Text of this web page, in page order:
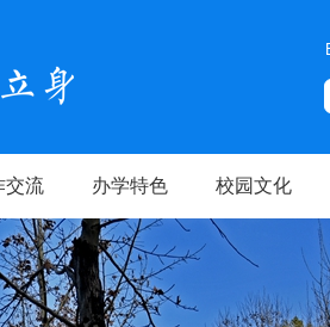
交流 办学特色 校园文化